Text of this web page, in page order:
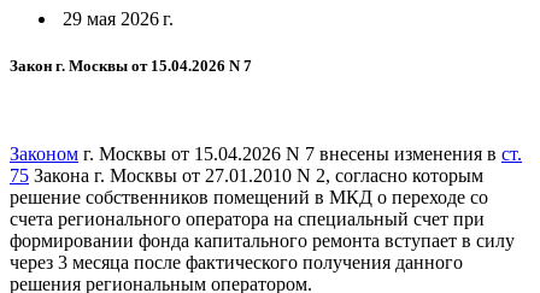
29 мая 2026 г.
Закон г. Москвы от 15.04.2026 N 7
Законом г. Москвы от 15.04.2026 N 7 внесены изменения в ст.
75 Закона г. Москвы от 27.01.2010 N 2, согласно которым
решение собственников помещений в МКД о переходе со
счета регионального оператора на специальный счет при
формировании фонда капитального ремонта вступает в силу
через 3 месяца после фактического получения данного
решения региональным оператором.